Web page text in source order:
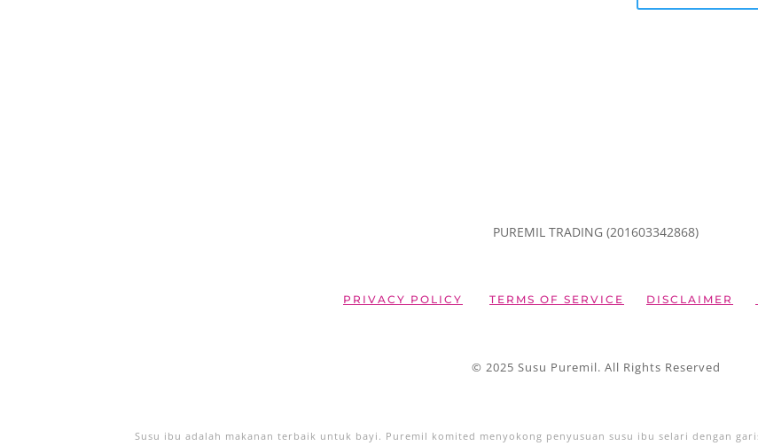
PUREMIL TRADING (201603342868)
PRIVACY POLICY TERMS OF SERVICE DISCLAIMER
© 2025 Susu Puremil. All Rights Reserved
Susu ibu adalah makanan terbaik untuk bayi. Puremil komited menyokong penyusuan susu ibu selari dengan